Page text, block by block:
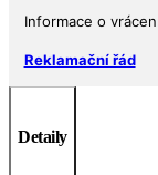
Informace o
Reklamační řád
Detaily